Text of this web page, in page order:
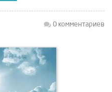
0 комментариев